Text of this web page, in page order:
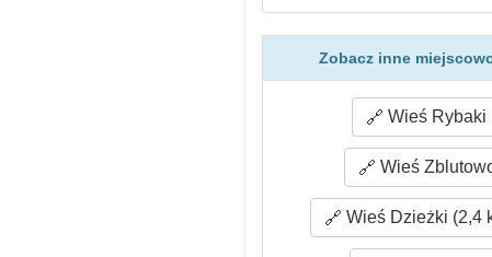
Zobacz inne
Wieś Rybaki
Wieś
Wieś Dzieżki (2,4